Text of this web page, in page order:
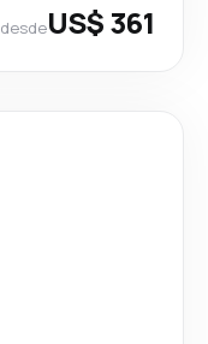
desdeUS$ 361